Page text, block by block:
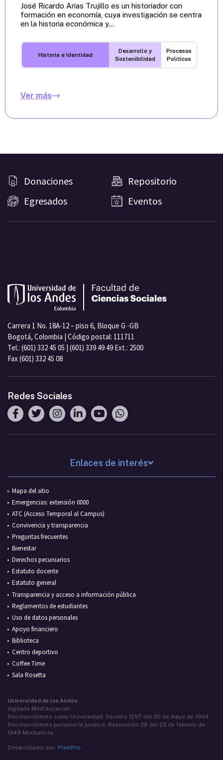
José Ricardo Arias Trujillo es un historiador con
formación en economía, cuya investigación se centra
en la historia económica y...
Historia e Identidad
Desarrollo y
Sostenibilidad
Procesos
Políticos
Ver más
Donaciones
Repositorio
Egresados
Eventos
Carrera 1 No. 18A-12 – piso 6, Bloque G -GB
Bogotá, Colombia | Código postal: 111711
Tel.: (601) 332 45 05 | (601) 339 49 49 Ext.: 2500
Fax (601) 332 45 08
Redes Sociales
Enlaces de interés
Mapa del sitio
Emergencias: extensión 0000
ATC (Acceso Temporal al Campus)
Convivencia y transparencia
Preguntas frecuentes
Bienestar
Derechos pecuniarios
Estatuto docente
Estatuto general
Transparencia y acceso a información pública
Reglamentos de estudiantes
Uso de datos personales
Apoyo financiero
Biblioteca
Centro deportivo
Coffee Time
Sala Rosetta
Universidad de los Andes
Vigilada MinEducación
Reconocimiento como Universidad: Decreto 1297 del 30 de mayo de 1964.
Reconocimiento personería jurídica: Resolución 28 del 23 de febrero de
1949 MinJusticia.
Desarrollador por: PixelPro